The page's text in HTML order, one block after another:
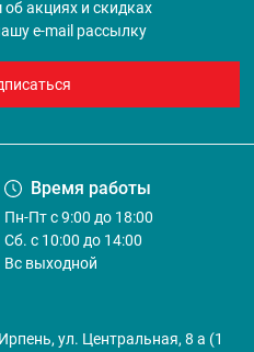
акциях и скидках
e-mail рассылку
Время работы
Пн-Пт с 9:00 до 18:00
Сб. с 10:00 до 14:00
Вс выходной
ул. Центральная, 8 а (1